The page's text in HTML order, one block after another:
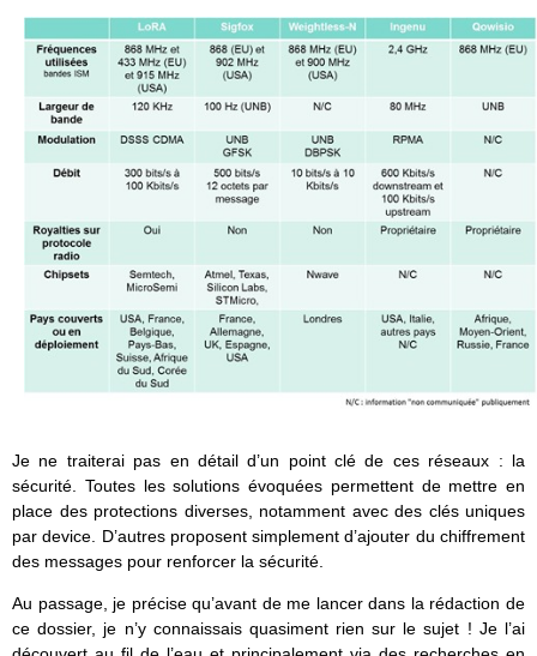
Je ne traiterai pas en détail d’un point clé de ces réseaux : la
sécurité. Toutes les solutions évoquées permettent de mettre en
place des protections diverses, notamment avec des clés uniques
par device. D’autres proposent simplement d’ajouter du chiffrement
des messages pour renforcer la sécurité.
Au passage, je précise qu’avant de me lancer dans la rédaction de
ce dossier, je n’y connaissais quasiment rien sur le sujet ! Je l’ai